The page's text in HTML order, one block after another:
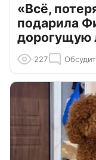
«Всё,
подарила
дорогущую
227